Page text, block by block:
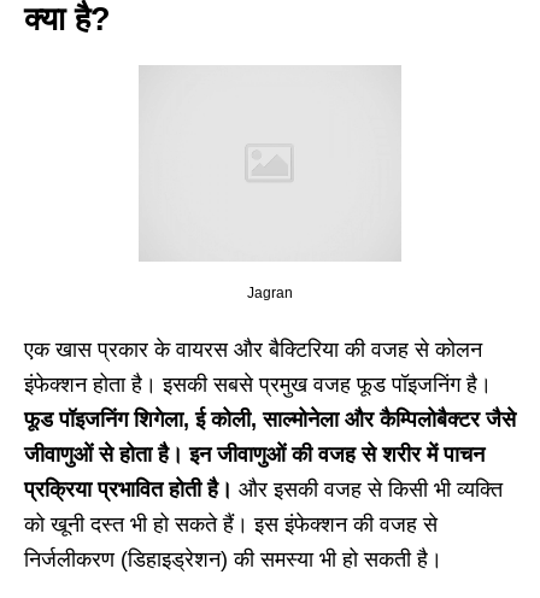
क्या है?
Jagran
एक खास प्रकार के वायरस और बैक्टिरिया की वजह से कोलन
इंफेक्शन होता है। इसकी सबसे प्रमुख वजह फूड पॉइजनिंग है।
फूड पॉइजनिंग शिगेला, ई कोली, साल्मोनेला और कैम्पिलोबैक्टर जैसे
जीवाणुओं से होता है। इन जीवाणुओं की वजह से शरीर में पाचन
प्रक्रिया प्रभावित होती है। और इसकी वजह से किसी भी व्यक्ति
को खूनी दस्त भी हो सकते हैं। इस इंफेक्शन की वजह से
निर्जलीकरण (डिहाइड्रेशन) की समस्या भी हो सकती है।